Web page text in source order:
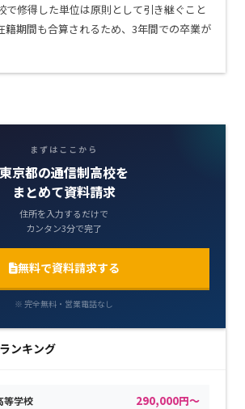
で修得した単位は原則として引き継ぐこと
籍期間も合算されるため、3年間での卒業が
まずはここから
東京都の通信制高校を
まとめて資料請求
住所を入力するだけで
カンタン3分で完了
無料で資料請求する
※ 完全無料・営業電話なし
ンキング
等学校 290,000円～